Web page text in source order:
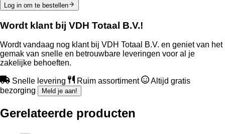
Log in om te bestellen
Wordt klant bij VDH Totaal B.V.!
Wordt vandaag nog klant bij VDH Totaal B.V. en geniet van het
gemak van snelle en betrouwbare leveringen voor al je
zakelijke behoeften.
Snelle levering Ruim assortiment
Altijd gratis
bezorging
Meld je aan!
Gerelateerde producten